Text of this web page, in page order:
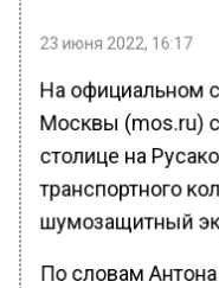
23 июня 2022, 16:17
На официальном
Москвы (mos.ru)
столице на
транспортного
шумозащитный
По словам